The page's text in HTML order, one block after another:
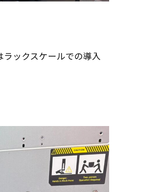
ックスケールでの導入